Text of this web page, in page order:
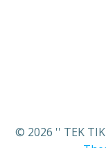
© 2026 '' TEK